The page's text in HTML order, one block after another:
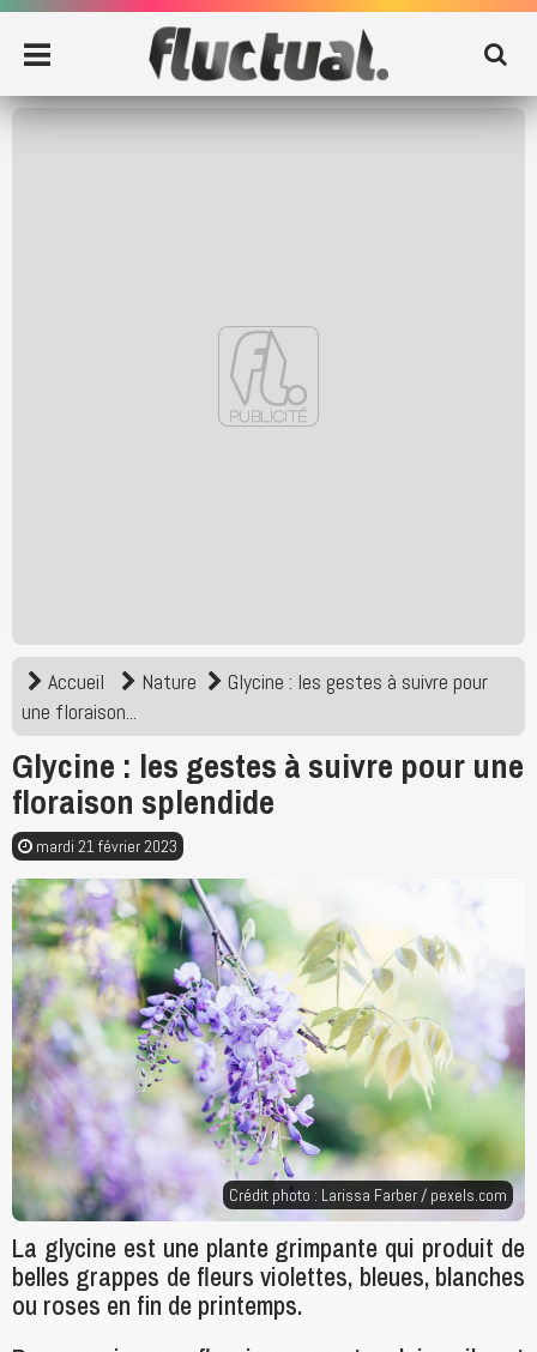
Accueil Nature
Glycine : les gestes à suivre pour
une floraison...
Glycine : les gestes à suivre pour une
floraison splendide
mardi 21 février 2023
Crédit photo : Larissa Farber / pexels.com
La glycine est une plante grimpante qui produit de
belles grappes de fleurs violettes, bleues, blanches
ou roses en fin de printemps.